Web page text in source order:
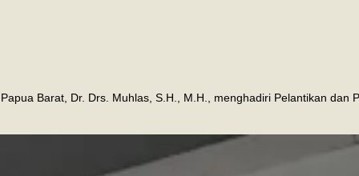
Barat, Dr. Drs. Muhlas, S.H., M.H., menghadiri Pelantikan